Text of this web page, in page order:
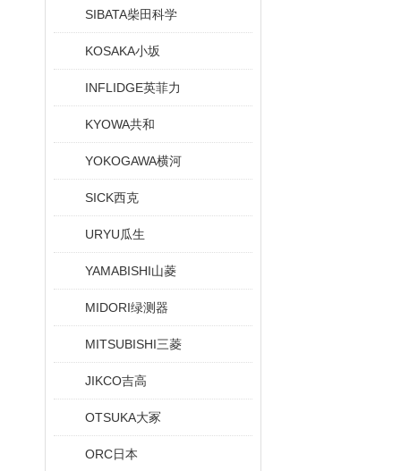
SIBATA柴田科学
KOSAKA小坂
INFLIDGE英菲力
KYOWA共和
YOKOGAWA横河
SICK西克
URYU瓜生
YAMABISHI山菱
MIDORI绿测器
MITSUBISHI三菱
JIKCO吉高
OTSUKA大冢
ORC日本